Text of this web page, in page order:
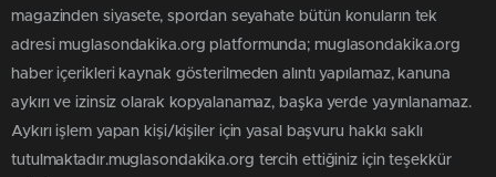
magazinden siyasete, spordan seyahate bütün konuların tek
adresi muglasondakika.org platformunda; muglasondakika.org
haber içerikleri kaynak gösterilmeden alıntı yapılamaz, kanuna
aykırı ve izinsiz olarak kopyalanamaz, başka yerde yayınlanamaz.
Aykırı işlem yapan kişi/kişiler için yasal başvuru hakkı saklı
tutulmaktadır.muglasondakika.org tercih ettiğiniz için teşekkür